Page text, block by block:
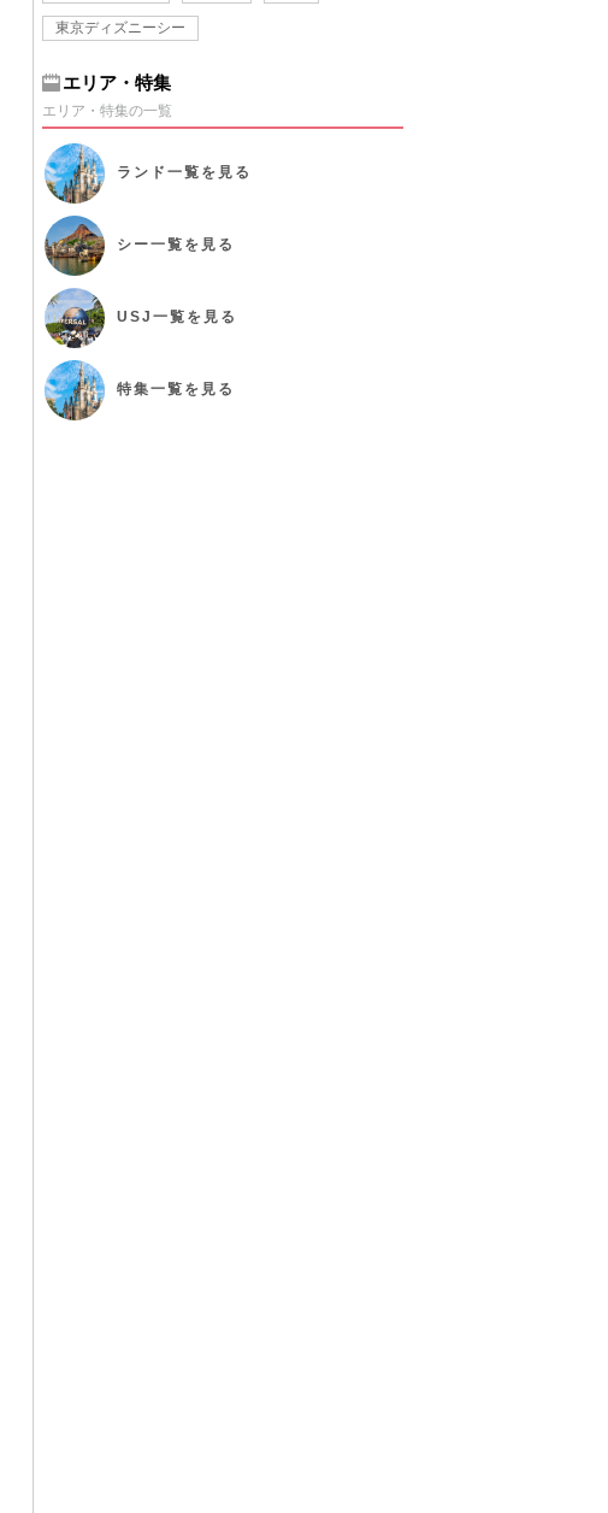
東京ディズニーシー
エリア・特集
エリア・特集の一覧
ランド 一覧を見る
シー一覧を見る
USJ 一覧を見る
特集一覧を見る